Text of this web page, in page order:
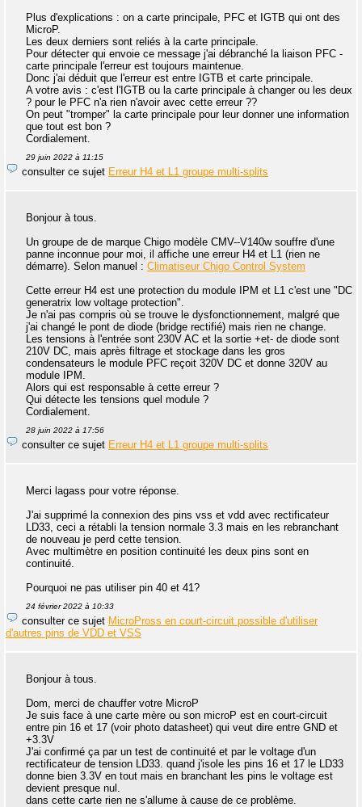
Plus d'explications : on a carte principale, PFC et IGTB qui ont des
MicroP.
Les deux derniers sont reliés à la carte principale.
Pour détecter qui envoie ce message j'ai débranché la liaison PFC -
carte principale l'erreur est toujours maintenue.
Donc j'ai déduit que l'erreur est entre IGTB et carte principale.
A votre avis : c'est l'IGTB ou la carte principale à changer ou les deux
? pour le PFC n'a rien n'avoir avec cette erreur ??
On peut "tromper" la carte principale pour leur donner une information
que tout est bon ?
Cordialement.
29 juin 2022 à 11:15
consulter ce sujet Erreur H4 et L1 groupe multi-splits
Bonjour à tous.
Un groupe de de marque Chigo modèle CMV--V140w souffre d'une
panne inconnue pour moi, il affiche une erreur H4 et L1 (rien ne
démarre). Selon manuel : Climatiseur Chigo Control System
Cette erreur H4 est une protection du module IPM et L1 c'est une "DC
generatrix low voltage protection".
Je n'ai pas compris où se trouve le dysfonctionnement, malgré que
j'ai changé le pont de diode (bridge rectifié) mais rien ne change.
Les tensions à l'entrée sont 230V AC et la sortie +et- de diode sont
210V DC, mais après filtrage et stockage dans les gros
condensateurs le module PFC reçoit 320V DC et donne 320V au
module IPM.
Alors qui est responsable à cette erreur ?
Qui détecte les tensions quel module ?
Cordialement.
28 juin 2022 à 17:56
consulter ce sujet Erreur H4 et L1 groupe multi-splits
Merci lagass pour votre réponse.
J'ai supprimé la connexion des pins vss et vdd avec rectificateur
LD33, ceci a rétabli la tension normale 3.3 mais en les rebranchant
de nouveau je perd cette tension.
Avec multimètre en position continuité les deux pins sont en
continuité.
Pourquoi ne pas utiliser pin 40 et 41?
24 février 2022 à 10:33
consulter ce sujet MicroPross en court-circuit possible d'utiliser
d'autres pins de VDD et VSS
Bonjour à tous.
Dom, merci de chauffer votre MicroP
Je suis face à une carte mère ou son microP est en court-circuit
entre pin 16 et 17 (voir photo datasheet) qui veut dire entre GND et
+3.3V
J'ai confirmé ça par un test de continuité et par le voltage d'un
rectificateur de tension LD33. quand j'isole les pins 16 et 17 le LD33
donne bien 3.3V en tout mais en branchant les pins le voltage est
devient presque nul.
dans cette carte rien ne s'allume à cause de ce problème.